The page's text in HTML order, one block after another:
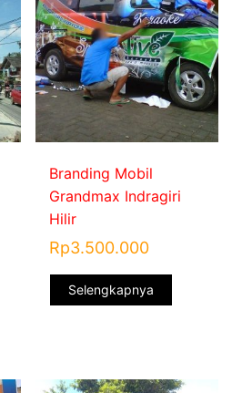
Branding Mobil
Grandmax Indragiri
Hilir
Rp3.500.000
Selengkapnya